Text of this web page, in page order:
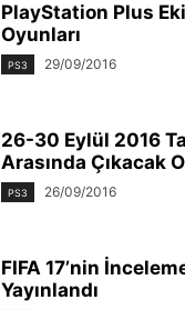
PlayStation Plus
Oyunları
PS3 29/09/2016
26-30 Eylül 2016
Arasında Çıkacak
PS3 26/09/2016
FIFA 17’nin
Yayınlandı